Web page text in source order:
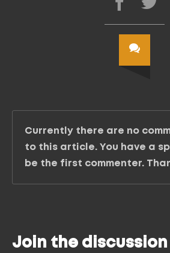
Currently there are no
to this article. You have a
be the first commenter.
Join the discussion